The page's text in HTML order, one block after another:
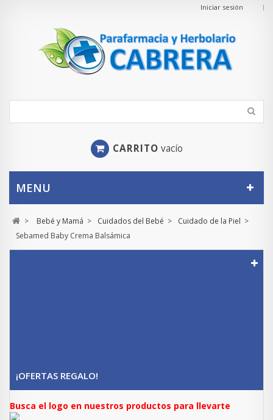
Iniciar sesión
CARRITO vacío
MENU
> Bebé y Mamá > Cuidados del Bebé > Cuidado de la Piel >
Sebamed Baby Crema Balsámica
¡OFERTAS REGALO!
Busca el logo en nuestros productos para llevarte